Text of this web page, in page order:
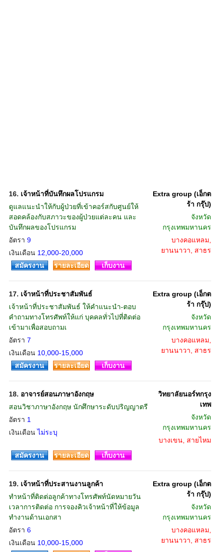
16. เจ้าหน้าที่บันทึกผลโปรแกรม
ดูแลแนะนำให้กับผู้ป่วยที่เข้าคอร์สกับศูนย์ให้
สอดคล้องกับสภาวะของผู้ป่วยแต่ละคน และ
บันทึกผลของโปรแกรม
อัตรา 9
เงินเดือน 12,000-20,000
Extra group (เอ็กต
ร้า กรุ๊ป)
จังหวัด
กรุงเทพมหานคร
บางคอแหลม,
ยานนาวา, สาธร
สมัครงาน
รายละเอียด เก็บงาน
17. เจ้าหน้าที่ประชาสัมพันธ์
เจ้าหน้าที่ประชาสัมพันธ์ ให้คำแนะนำ-ตอบ
คำถามทางโทรศัพท์ให้แก่ บุคคลทั่วไปที่ติดต่อ
เข้ามาเพื่อสอบถามเ
อัตรา 7
เงินเดือน 10,000-15,000
Extra group (เอ็กต
ร้า กรุ๊ป)
จังหวัด
กรุงเทพมหานคร
บางคอแหลม,
ยานนาวา, สาธร
สมัครงาน
รายละเอียด เก็บงาน
18. อาจารย์สอนภาษาอังกฤษ
สอนวิชาภาษาอังกฤษ นักศึกษาระดับปริญญาตรี
อัตรา 1
เงินเดือนไม่ระบุ
วิทยาลัยนอร์ทกรุง
เทพ
จังหวัด
กรุงเทพมหานคร
บางเขน, สายไหม
สมัครงาน
รายละเอียด เก็บงาน
19. เจ้าหน้าที่ประสานงานลูกค้า
ทำหน้าที่ติดต่อลูกค้าทางโทรศัพท์นัดหมายวัน
เวลาการติดต่อ การจองคิวเจ้าหน้าที่ให้ข้อมูล
ทำงานด้านเอกสา
อัตรา 6
เงินเดือน 10,000-15,000
Extra group (เอ็กต
ร้า กรุ๊ป)
จังหวัด
กรุงเทพมหานคร
บางคอแหลม,
ยานนาวา, สาธร